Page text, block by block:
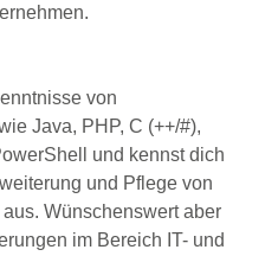
von
Java, PHP, C (++/#),
und kennst dich
und Pflege von
Wünschenswert aber
im Bereich IT- und